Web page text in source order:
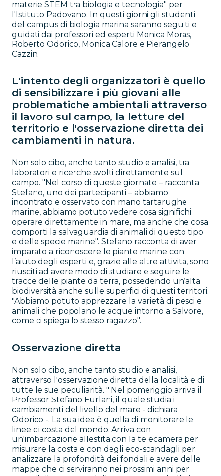
materie STEM tra biologia e tecnologia" per
l'Istituto Padovano. In questi giorni gli studenti
del campus di biologia marina saranno seguiti e
guidati dai professori ed esperti Monica Moras,
Roberto Odorico, Monica Calore e Pierangelo
Cazzin.
L'intento degli organizzatori è quello
di sensibilizzare i più giovani alle
problematiche ambientali attraverso
il lavoro sul campo, la letture del
territorio e l'osservazione diretta dei
cambiamenti in natura.
Non solo cibo, anche tanto studio e analisi, tra
laboratori e ricerche svolti direttamente sul
campo. "Nel corso di queste giornate – racconta
Stefano, uno dei partecipanti – abbiamo
incontrato e osservato con mano tartarughe
marine, abbiamo potuto vedere cosa significhi
operare direttamente in mare, ma anche che cosa
comporti la salvaguardia di animali di questo tipo
e delle specie marine". Stefano racconta di aver
imparato a riconoscere le piante marine con
l’aiuto degli esperti e, grazie alle altre attività, sono
riusciti ad avere modo di studiare e seguire le
tracce delle piante da terra, possedendo un’alta
biodiversità anche sulle superfici di questi territori.
"Abbiamo potuto apprezzare la varietà di pesci e
animali che popolano le acque intorno a Salvore,
come ci spiega lo stesso ragazzo".
Osservazione diretta
Non solo cibo, anche tanto studio e analisi,
attraverso l'osservazione diretta della località e di
tutte le sue peculiarità. " Nel pomeriggio arriva il
Professor Stefano Furlani, il quale studia i
cambiamenti del livello del mare - dichiara
Odorico -. La sua idea è quella di monitorare le
linee di costa del mondo. Arriva con
un'imbarcazione allestita con la telecamera per
misurare la costa e con degli eco-scandagli per
analizzare la profondità dei fondali e avere delle
mappe che ci serviranno nei prossimi anni per